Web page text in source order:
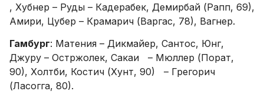
, Хубнер – Руды – Кадерабек, Демирбай (Рапп, 69),
Амири, Цубер – Крамарич (Варгас, 78), Вагнер.
Гамбург: Матения – Дикмайер, Сантос, Юнг,
Джуру – Остржолек, Сакаи – Мюллер (Порат,
90), Холтби, Костич (Хунт, 90) – Грегорич
(Ласогга, 80).